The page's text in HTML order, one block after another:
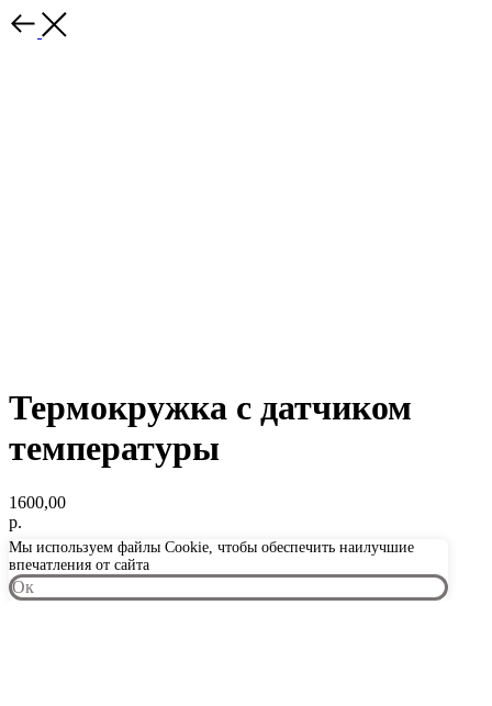
Термокружка с датчиком
температуры
1600,00
р.
Мы используем файлы Cookie, чтобы обеспечить наилучшие
впечатления от сайта
Oк